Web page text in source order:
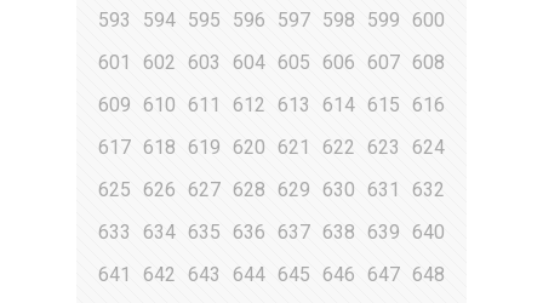
593
594 595 596 597 598 599
600
601
602 603 604 605 606 607 608
609
610 611 612 613 614 615
616
617 618 619 620 621 622 623
624
625
626 627 628 629 630 631
632
633
634 635 636 637 638 639 640
641
642 643 644 645 646 647 648